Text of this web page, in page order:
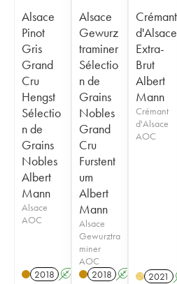
Alsace
Pinot
Gris
Grand
Cru
Hengst
Sélectio
n de
Grains
Nobles
Albert
Mann
Alsace
AOC
2018 A
Alsace
Gewurz
traminer
Sélectio
n de
Grains
Nobles
Grand
Cru
Furstent
um
Albert
Mann
Alsace
Gewurztra
miner
AOC
2018 A
Crémant
d'Alsace
Extra-
Brut
Albert
Mann
Crémant
d'Alsace
AOC
H 2021